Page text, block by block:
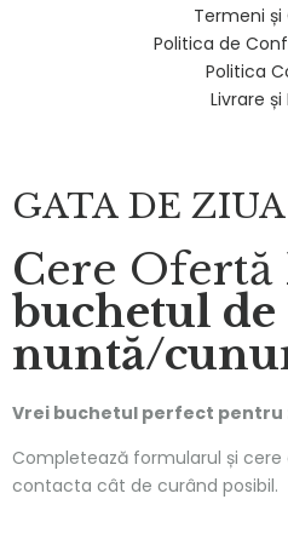
Termeni și
Politica de
Politica
Livrare și
GATA DE
Cere Ofertă
buchetul de
nuntă/
Vrei buchetul perfect pentru
Completează formularul și
contacta cât de curând posibil.